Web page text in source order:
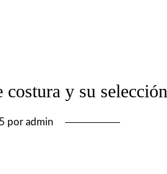
costura y su selección
por admin